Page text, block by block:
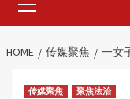
Menu
HOME 传媒聚焦 一女
传媒聚焦 聚焦法治